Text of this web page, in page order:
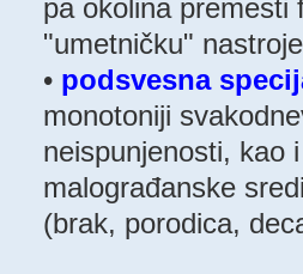
pa okolina premesti
"umetničku"
• podsvesna
monotoniji
neispunjenosti, kao
malograđanske
(brak, porodica,